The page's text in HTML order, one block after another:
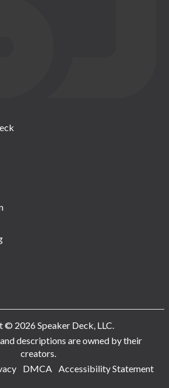
© 2026 Speaker Deck, LLC.
descriptions are owned by their
creators.
DMCA Accessibility Statement